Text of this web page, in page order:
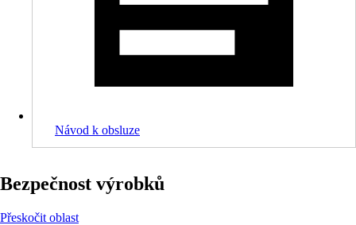
Návod k obsluze
Bezpečnost výrobků
Přeskočit oblast